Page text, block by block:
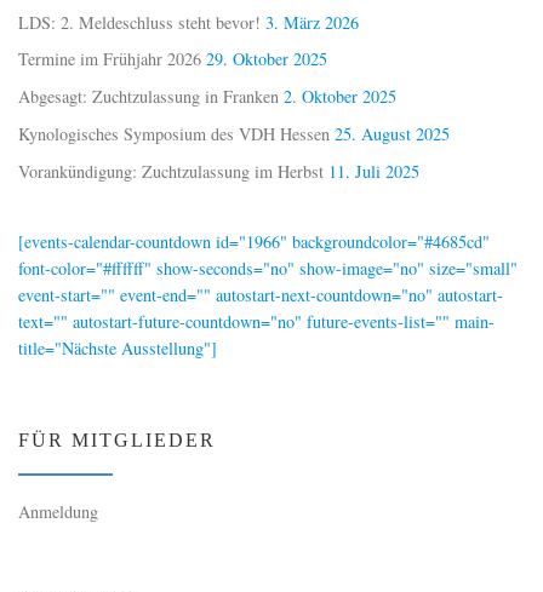
LDS: 2. Meldeschluss steht bevor! 3. März 2026
Termine im Frühjahr 2026 29. Oktober 2025
Abgesagt: Zuchtzulassung in Franken 2. Oktober 2025
Kynologisches Symposium des VDH Hessen 25. August 2025
Vorankündigung: Zuchtzulassung im Herbst 11. Juli 2025
[events-calendar-countdown id="1966" backgroundcolor="#4685cd"
font-color="#ffffff" show-seconds="no" show-image="no" size="small"
event-start="" event-end="" autostart-next-countdown="no" autostart-
text="" autostart-future-countdown="no" future-events-list="" main-
title="Nächste Ausstellung"]
FÜR MITGLIEDER
Anmeldung